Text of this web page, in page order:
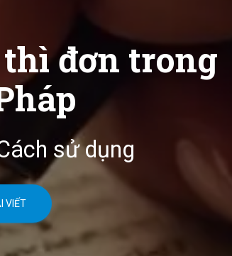
đơn trong
sử dụng
VIẾT